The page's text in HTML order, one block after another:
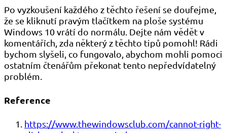
Po vyzkoušení každého z těchto řešení se doufejme,
že se kliknutí pravým tlačítkem na ploše systému
Windows 10 vrátí do normálu. Dejte nám vědět v
komentářích, zda některý z těchto tipů pomohl! Rádi
bychom slyšeli, co fungovalo, abychom mohli pomoci
ostatním čtenářům překonat tento nepředvídatelný
problém.
Reference
https://www.thewindowsclub.com/cannot-right-